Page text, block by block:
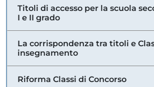
Titoli di accesso per la scuola
I e II grado
La corrispondenza tra titoli e
insegnamento
Riforma Classi di Concorso